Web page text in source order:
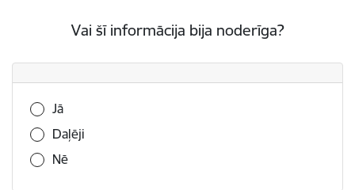
Vai šī informācija bija noderīga?
Vai šī informācija bija noderīga?
Jā
Daļēji
Nē